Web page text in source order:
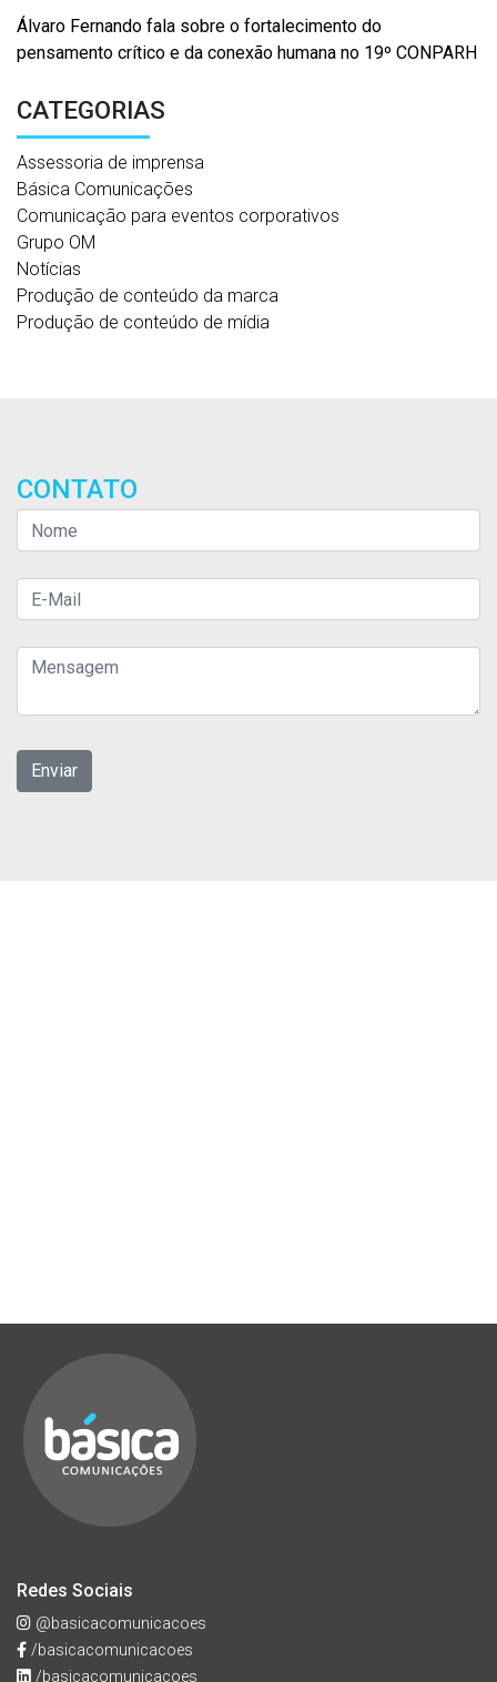
Álvaro Fernando fala sobre o fortalecimento do
pensamento crítico e da conexão humana no 19º CONPARH
CATEGORIAS
Assessoria de imprensa
Básica Comunicações
Comunicação para eventos corporativos
Grupo OM
Notícias
Produção de conteúdo da marca
Produção de conteúdo de mídia
CONTATO
Redes Sociais
@basicacomunicacoes
/basicacomunicacoes
/basicacomunicacoes